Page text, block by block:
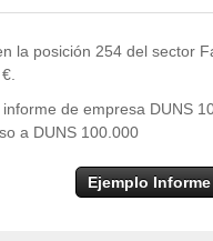
la posición 254 del sector
de empresa DUNS
a DUNS 100.000
Ejemplo Informe